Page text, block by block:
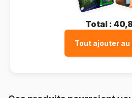
Total :
Tout ajouter au